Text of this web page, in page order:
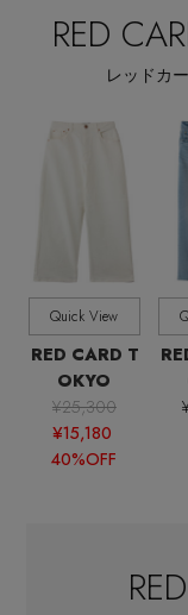
PATTERN
価格
RED
レッドカ
Quick View
RED CARD T
OKYO
¥25,300
¥15,180
40%OFF